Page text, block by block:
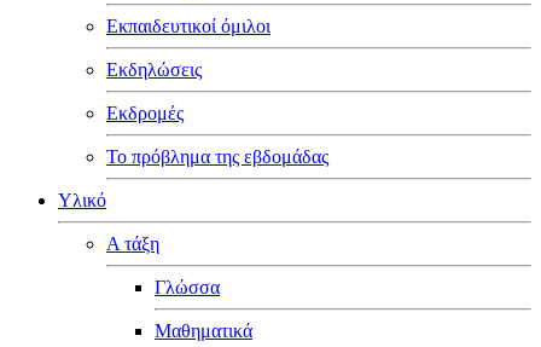
Εκπαιδευτικοί όμιλοι
Εκδηλώσεις
Εκδρομές
Το πρόβλημα της εβδομάδας
Υλικό
Α τάξη
Γλώσσα
Μαθηματικά